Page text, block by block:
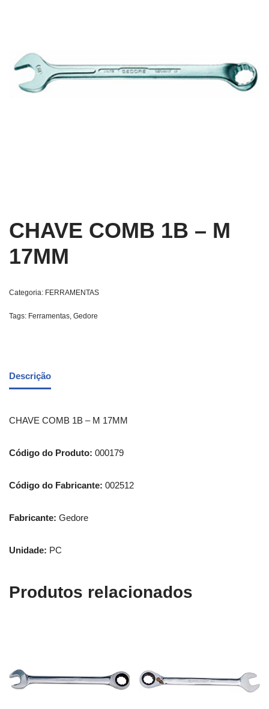
CHAVE COMB 1B – M
17MM
Categoria: FERRAMENTAS
Tags: Ferramentas, Gedore
Descrição
CHAVE COMB 1B – M 17MM
Código do Produto: 000179
Código do Fabricante: 002512
Fabricante: Gedore
Unidade: PC
Produtos relacionados